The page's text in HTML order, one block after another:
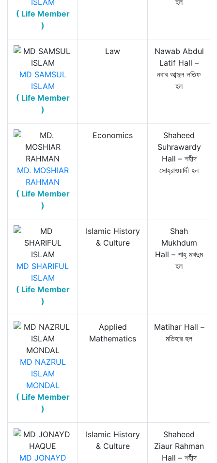
( Life Member
)
MD SAMSUL
ISLAM
( Life Member
)
Law
Nawab Abdul
Latif Hall –
নবাব আব্দুল লতিফ
হল
MD. MOSHIAR
RAHMAN
( Life Member
)
Economics
Shaheed
Suhrawardy
Hall – শহীদ
সোহ্‌রাওয়ার্দী হল
MD SHARIFUL
ISLAM
( Life Member
)
Islamic History
& Culture
Shah
Mukhdum
Hall – শাহ্‌ মখদুম
হল
MD NAZRUL
ISLAM
MONDAL
( Life Member
)
Applied
Mathematics
Matihar Hall –
মতিহার হল
MD JONAYD
Islamic History
& Culture
Shaheed
Ziaur Rahman
Hall – শহীদ